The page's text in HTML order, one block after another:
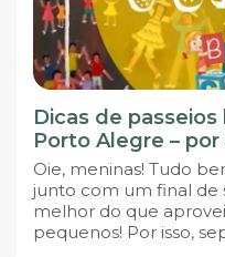
Dicas de
Porto Alegre – por
Oie, meninas! Tudo
junto com um final de
melhor do que
pequenos! Por isso,